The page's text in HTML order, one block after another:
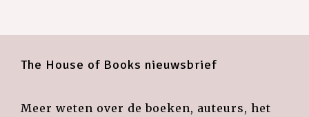
The House of Books nieuwsbrief
Meer weten over de boeken, auteurs, het